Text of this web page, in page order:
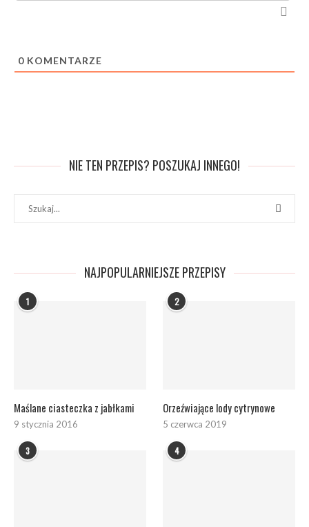
0 KOMENTARZE
NIE TEN PRZEPIS? POSZUKAJ INNEGO!
NAJPOPULARNIEJSZE PRZEPISY
1
Maślane ciasteczka z jabłkami
9 stycznia 2016
2
Orzeźwiające lody cytrynowe
5 czerwca 2019
3 4